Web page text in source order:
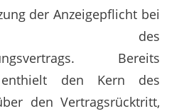
der Anzeigepflicht bei
des
Bereits
den Kern des
den Vertragsrücktritt,